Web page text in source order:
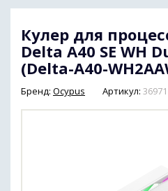
Кулер для
Delta A40 SE WH
(Delta-A40-
Бренд: Ocypus Артикул: 36971